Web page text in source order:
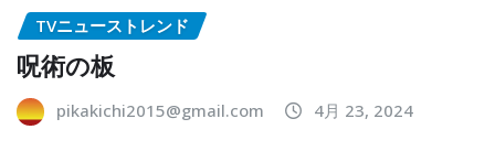
TVニューストレンド
呪術の板
pikakichi2015@gmail.com 4月 23, 2024